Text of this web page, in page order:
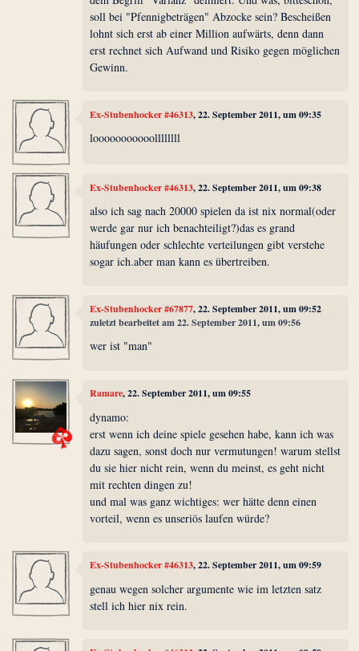
soll bei "Pfennigbeträgen" Abzocke sein? Bescheißen
lohnt sich erst ab einer Million aufwärts, denn dann
erst rechnet sich Aufwand und Risiko gegen möglichen
Gewinn.
Ex-Stubenhocker #46313, 22. September 2011, um 09:35
looooooooooollllllll
Ex-Stubenhocker #46313, 22. September 2011, um 09:38
also ich sag nach 20000 spielen da ist nix normal(oder
werde gar nur ich benachteiligt?)das es grand
häufungen oder schlechte verteilungen gibt verstehe
sogar ich.aber man kann es übertreiben.
Ex-Stubenhocker #67877, 22. September 2011, um 09:52
zuletzt bearbeitet am 22. September 2011, um 09:56
wer ist "man"
Ramare, 22. September 2011, um 09:55
dynamo:
erst wenn ich deine spiele gesehen habe, kann ich was
dazu sagen, sonst doch nur vermutungen! warum stellst
du sie hier nicht rein, wenn du meinst, es geht nicht
mit rechten dingen zu!
und mal was ganz wichtiges: wer hätte denn einen
vorteil, wenn es unseriös laufen würde?
Ex-Stubenhocker #46313, 22. September 2011, um 09:59
genau wegen solcher argumente wie im letzten satz
stell ich hier nix rein.